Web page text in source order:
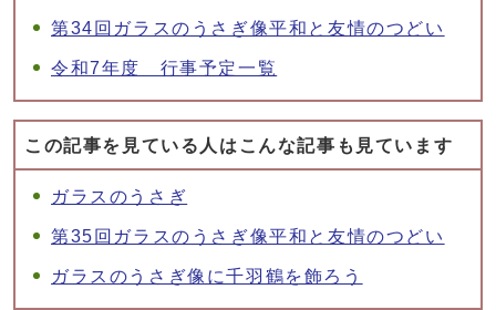
第34回ガラスのうさぎ像平和と友情のつどい
令和7年度 行事予定一覧
この記事を見ている人はこんな記事も見ています
ガラスのうさぎ
第35回ガラスのうさぎ像平和と友情のつどい
ガラスのうさぎ像に千羽鶴を飾ろう